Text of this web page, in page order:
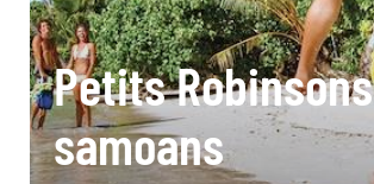
Petits Robinsons
samoans